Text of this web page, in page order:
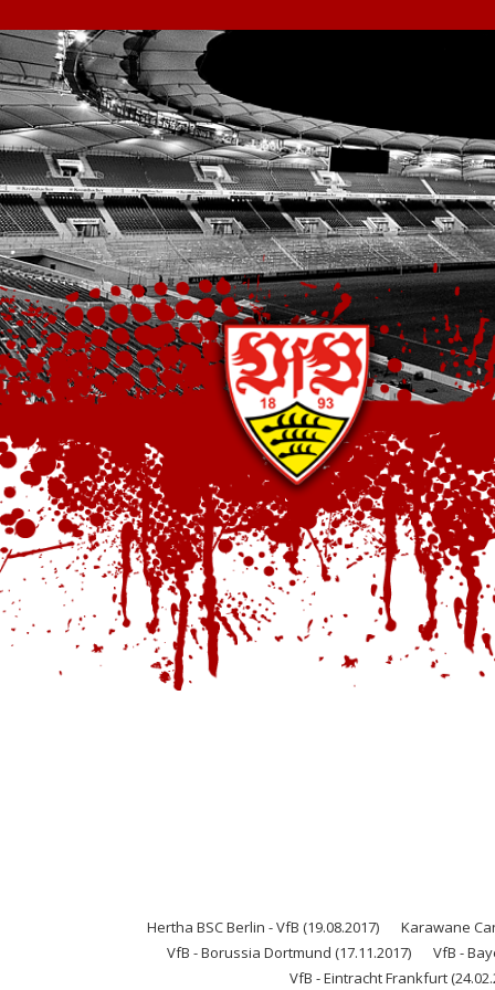
Hertha BSC Berlin - VfB (19.08.2017)
Karawane
VfB - Borussia Dortmund (17.11.2017)
VfB -
VfB - Eintracht Frankfurt